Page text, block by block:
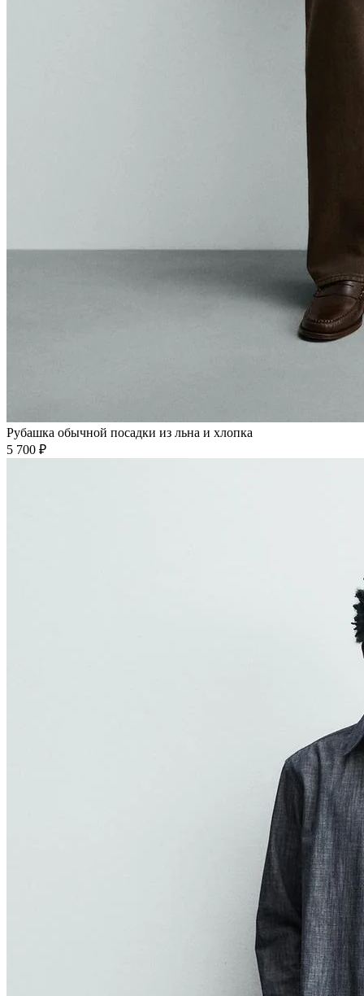
Рубашка обычной посадки из льна и хлопка
5 700 ₽